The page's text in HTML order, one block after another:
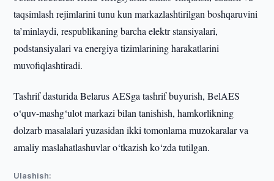
taqsimlash rejimlarini tunu kun markazlashtirilgan boshqaruvini
ta’minlaydi, respublikaning barcha elektr stansiyalari,
podstansiyalari va energiya tizimlarining harakatlarini
muvofiqlashtiradi.
Tashrif dasturida Belarus AESga tashrif buyurish, BelAES
o‘quv-mashg‘ulot markazi bilan tanishish, hamkorlikning
dolzarb masalalari yuzasidan ikki tomonlama muzokaralar va
amaliy maslahatlashuvlar o‘tkazish ko‘zda tutilgan.
Ulashish: